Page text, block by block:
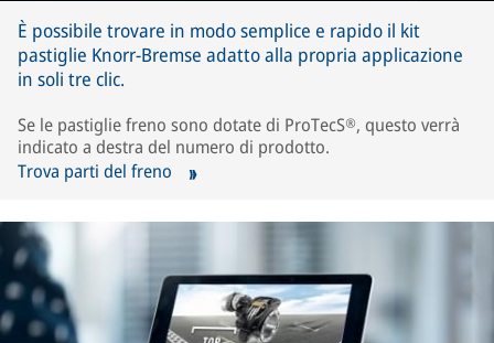
È possibile trovare in modo semplice e rapido il kit
pastiglie Knorr-Bremse adatto alla propria applicazione
in soli tre clic.
Se le pastiglie freno sono dotate di ProTecS®, questo verrà
indicato a destra del numero di prodotto.
Trova parti del freno